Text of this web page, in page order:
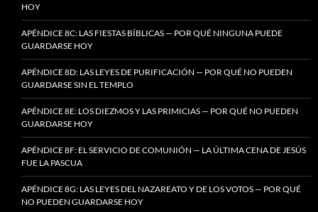
HOY
APÉNDICE 8C: LAS FIESTAS BÍBLICAS — POR QUÉ NINGUNA PUEDE
GUARDARSE HOY
APÉNDICE 8D: LAS LEYES DE PURIFICACIÓN — POR QUÉ NO PUEDEN
GUARDARSE SIN EL TEMPLO
APÉNDICE 8E: LOS DIEZMOS Y LAS PRIMICIAS — POR QUÉ NO PUEDEN
GUARDARSE HOY
APÉNDICE 8F: EL SERVICIO DE COMUNIÓN — LA ÚLTIMA CENA DE JESÚS
FUE LA PASCUA
APÉNDICE 8G: LAS LEYES DEL NAZAREATO Y DE LOS VOTOS — POR QUÉ
NO PUEDEN GUARDARSE HOY